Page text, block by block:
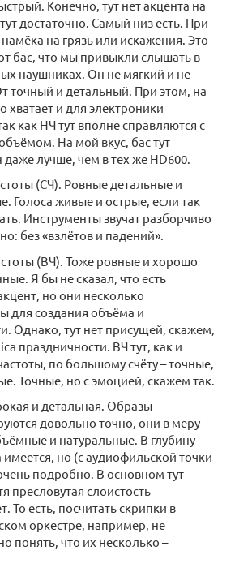
Конечно, тут нет акцента на
достаточно. Самый низ есть. При
на грязь или искажения. Это
бас, что мы привыкли слышать в
наушниках. Он не мягкий и не
точный и детальный. При этом, на
хватает и для электроники
как НЧ тут вполне справляются с
На мой вкус, бас тут
лучше, чем в тех же HD600.
(СЧ). Ровные детальные и
Голоса живые и острые, если так
Инструменты звучат разборчиво
без «взлётов и падений».
(ВЧ). Тоже ровные и хорошо
Я бы не сказал, что есть
но они несколько
для создания объёма и
Однако, тут нет присущей, скажем,
праздничности. ВЧ тут, как и
по большому счёту – точные,
Точные, но с эмоцией, скажем так.
и детальная. Образы
довольно точно, они в меру
и натуральные. В глубину
но (с аудиофильской точки
подробно. В основном тут
пресловутая слоистость
То есть, посчитать скрипки в
оркестре, например, не
понять, что их несколько –